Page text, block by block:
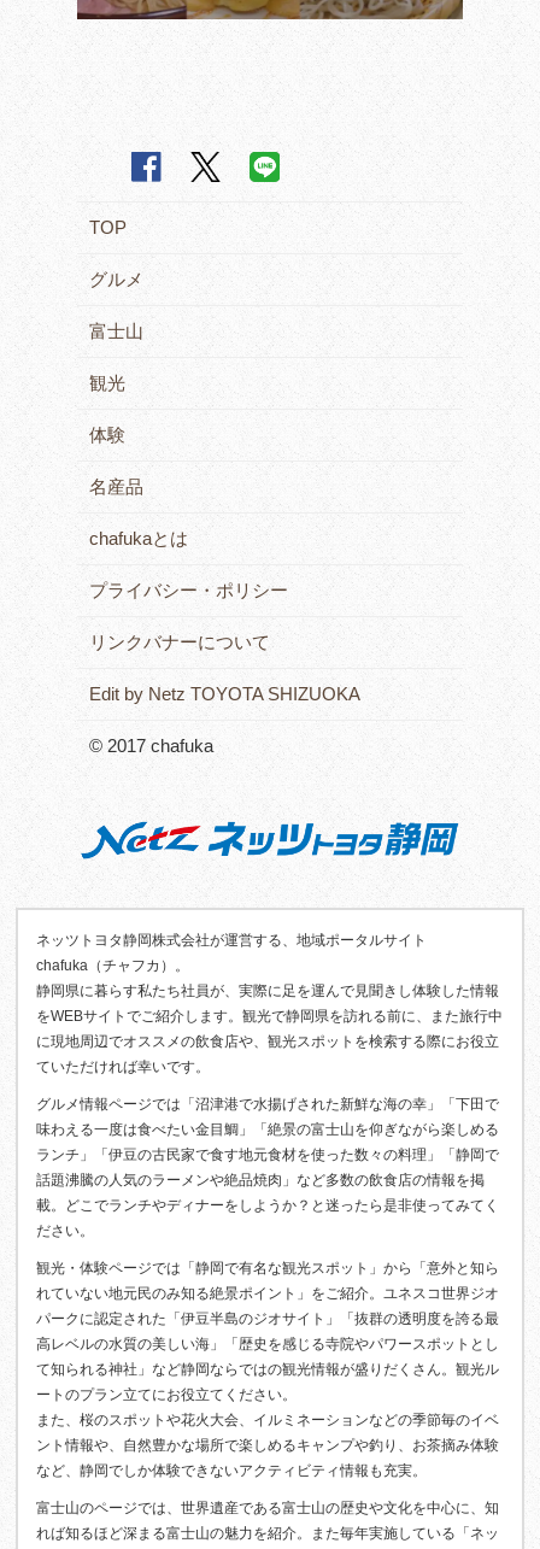
TOP
グルメ
富士山
観光
体験
名産品
chafukaとは
プライバシー・ポリシー
リンクバナーについて
Edit by Netz TOYOTA SHIZUOKA
© 2017 chafuka
ネッツトヨタ静岡株式会社が運営する、地域ポータルサイト
chafuka（チャフカ）。
静岡県に暮らす私たち社員が、実際に足を運んで見聞きし体験した情報
をWEBサイトでご紹介します。観光で静岡県を訪れる前に、また旅行中
に現地周辺でオススメの飲食店や、観光スポットを検索する際にお役立
ていただければ幸いです。
グルメ情報ページでは「沼津港で水揚げされた新鮮な海の幸」「下田で
味わえる一度は食べたい金目鯛」「絶景の富士山を仰ぎながら楽しめる
ランチ」「伊豆の古民家で食す地元食材を使った数々の料理」「静岡で
話題沸騰の人気のラーメンや絶品焼肉」など多数の飲食店の情報を掲
載。どこでランチやディナーをしようか？と迷ったら是非使ってみてく
ださい。
観光・体験ページでは「静岡で有名な観光スポット」から「意外と知ら
れていない地元民のみ知る絶景ポイント」をご紹介。ユネスコ世界ジオ
パークに認定された「伊豆半島のジオサイト」「抜群の透明度を誇る最
高レベルの水質の美しい海」「歴史を感じる寺院やパワースポットとし
て知られる神社」など静岡ならではの観光情報が盛りだくさん。観光ル
ートのプラン立てにお役立てください。
また、桜のスポットや花火大会、イルミネーションなどの季節毎のイベ
ント情報や、自然豊かな場所で楽しめるキャンプや釣り、お茶摘み体験
など、静岡でしか体験できないアクティビティ情報も充実。
富士山のページでは、世界遺産である富士山の歴史や文化を中心に、知
れば知るほど深まる富士山の魅力を紹介。また毎年実施している「ネッ